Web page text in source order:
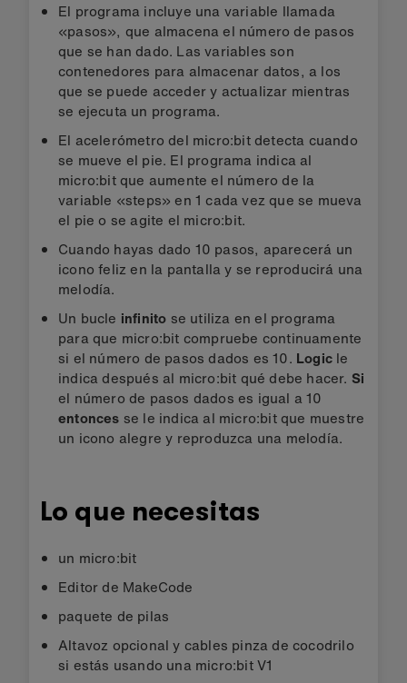
El programa incluye una variable llamada
«pasos», que almacena el número de pasos
que se han dado. Las variables son
contenedores para almacenar datos, a los
que se puede acceder y actualizar mientras
se ejecuta un programa.
El acelerómetro del micro:bit detecta cuando
se mueve el pie. El programa indica al
micro:bit que aumente el número de la
variable «steps» en 1 cada vez que se mueva
el pie o se agite el micro:bit.
Cuando hayas dado 10 pasos, aparecerá un
icono feliz en la pantalla y se reproducirá una
melodía.
Un bucle infinito se utiliza en el programa
para que micro:bit compruebe continuamente
si el número de pasos dados es 10. Logic le
indica después al micro:bit qué debe hacer. Si
el número de pasos dados es igual a 10
entonces se le indica al micro:bit que muestre
un icono alegre y reproduzca una melodía.
Lo que necesitas
un micro:bit
Editor de MakeCode
paquete de pilas
Altavoz opcional y cables pinza de cocodrilo
si estás usando una micro:bit V1